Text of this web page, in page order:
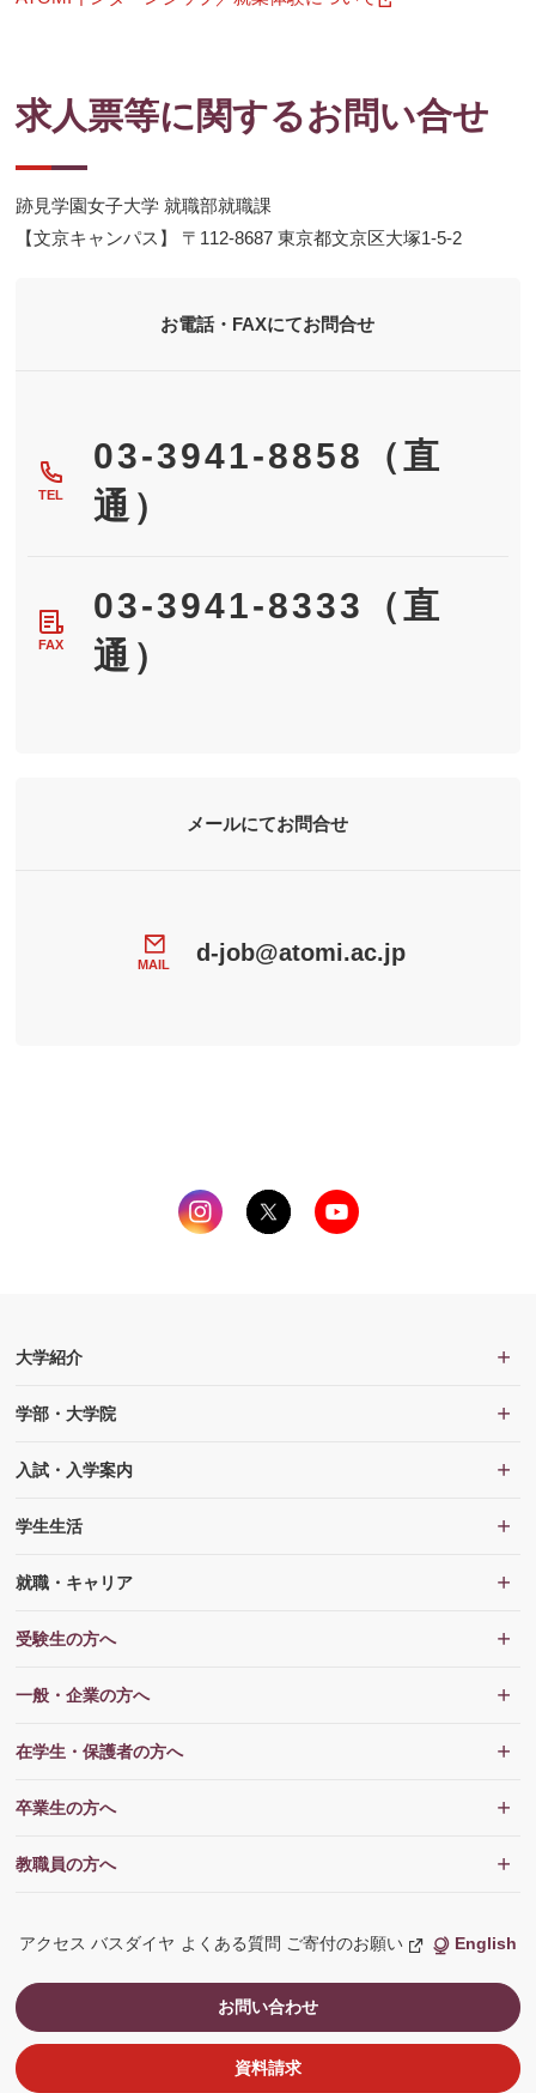
ド
ウ
求人票等に関するお問い合せ
跡見学園女子大学 就職部就職課
【文京キャンパス】 〒112-8687 東京都文京区大塚1-5-2
お電話・FAXにてお問合せ
TEL
03-3941-8858（直
通）
FAX
03-3941-8333（直
通）
メールにてお問合せ
MAIL d-job@atomi.ac.jp
大学紹介
学部・大学院
入試・入学案内
学生生活
就職・キャリア
受験生の方へ
一般・企業の方へ
在学生・保護者の方へ
卒業生の方へ
教職員の方へ
アクセス バスダイヤ よくある質問 ご寄付のお願い
新
し
ン
ド
English
お問い合わせ
資料請求